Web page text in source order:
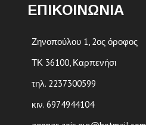
ΕΠΙΚΟΙΝΩΝΙΑ
Ζηνοπούλου 1, 2ος όροφος
ΤΚ 36100, Καρπενήσι
τηλ. 2237300599
κιν. 6974944104